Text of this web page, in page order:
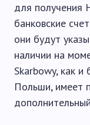
для получения
банковские
они будут
наличии на
Skarbowy, как и
Польши, имеет